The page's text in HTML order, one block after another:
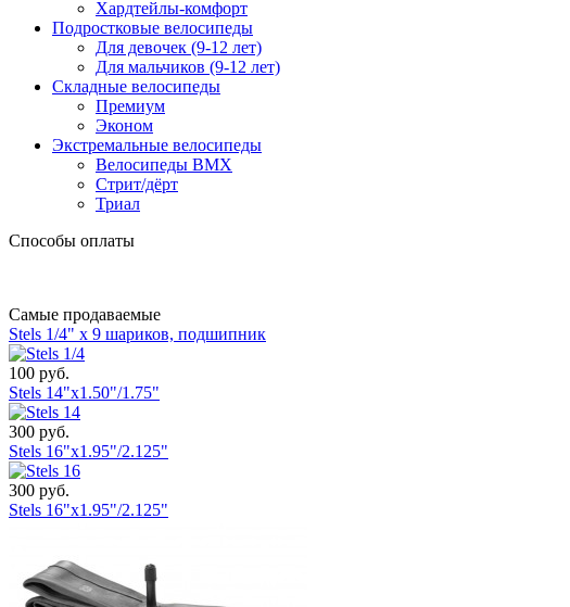
Хардтейлы-комфорт
Подростковые велосипеды
Для девочек (9-12 лет)
Для мальчиков (9-12 лет)
Складные велосипеды
Премиум
Эконом
Экстремальные велосипеды
Велосипеды BMX
Стрит/дёрт
Триал
Способы оплаты
Самые продаваемые
Stels 1/4" х 9 шариков, подшипник
100 руб.
Stels 14"x1.50"/1.75"
300 руб.
Stels 16"x1.95"/2.125"
300 руб.
Stels 16"x1.95"/2.125"